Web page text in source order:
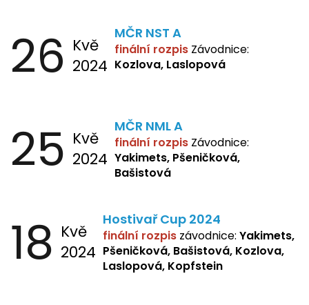
26 Kvě
2024
MČR NST A
finální rozpis Závodnice:
Kozlova, Laslopová
25 Kvě
2024
MČR NML A
finální rozpis Závodnice:
Yakimets, Pšeničková,
Bašistová
18 Kvě
2024
Hostivař Cup 2024
finální rozpis závodnice: Yakimets,
Pšeničková, Bašistová, Kozlova,
Laslopová, Kopfstein